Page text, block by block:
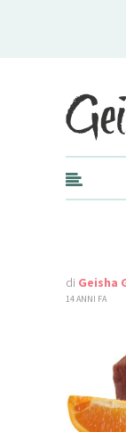
di Geisha
14 ANNI FA